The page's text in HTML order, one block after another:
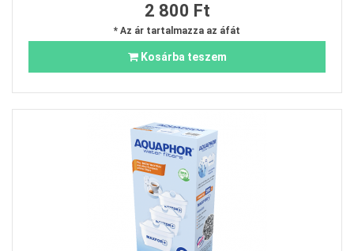
2 800 Ft
* Az ár tartalmazza az áfát
Kosárba teszem